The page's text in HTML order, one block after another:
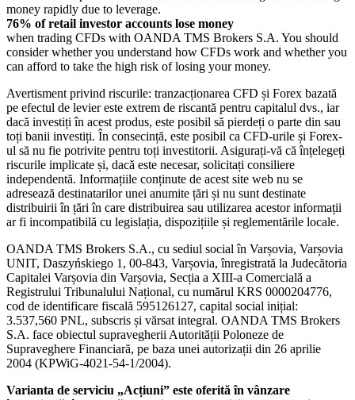
money rapidly due to leverage.
76% of retail investor accounts lose money
when trading CFDs with OANDA TMS Brokers S.A. You should
consider whether you understand how CFDs work and whether you
can afford to take the high risk of losing your money.
Avertisment privind riscurile: tranzacționarea CFD și Forex bazată
pe efectul de levier este extrem de riscantă pentru capitalul dvs., iar
dacă investiți în acest produs, este posibil să pierdeți o parte din sau
toți banii investiți. În consecință, este posibil ca CFD-urile și Forex-
ul să nu fie potrivite pentru toți investitorii. Asigurați-vă că înțelegeți
riscurile implicate și, dacă este necesar, solicitați consiliere
independentă. Informațiile conținute de acest site web nu se
adresează destinatarilor unei anumite țări și nu sunt destinate
distribuirii în țări în care distribuirea sau utilizarea acestor informații
ar fi incompatibilă cu legislația, dispozițiile și reglementările locale.
OANDA TMS Brokers S.A., cu sediul social în Varșovia, Varșovia
UNIT, Daszyńskiego 1, 00-843, Varșovia, înregistrată la Judecătoria
Capitalei Varșovia din Varșovia, Secția a XIII-a Comercială a
Registrului Tribunalului Național, cu numărul KRS 0000204776,
cod de identificare fiscală 595126127, capital social inițial:
3.537,560 PNL, subscris și vărsat integral. OANDA TMS Brokers
S.A. face obiectul supravegherii Autorității Poloneze de
Supraveghere Financiară, pe baza unei autorizații din 26 aprilie
2004 (KPWiG-4021-54-1/2004).
Varianta de serviciu „Acțiuni” este oferită în vânzare